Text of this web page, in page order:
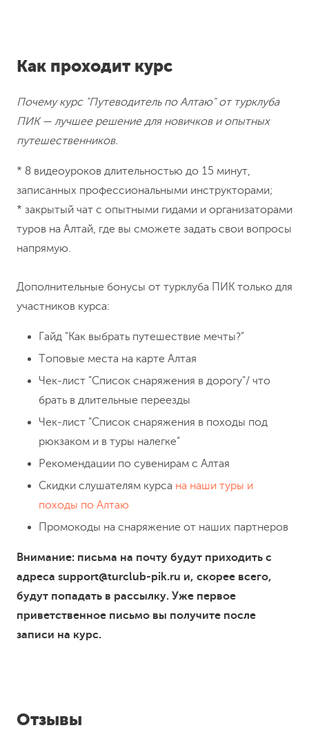
Как проходит курс
Почему курс "Путеводитель по Алтаю" от турклуба
ПИК — лучшее решение для новичков и опытных
путешественников.
* 8 видеоуроков длительностью до 15 минут,
записанных профессиональными инструкторами;
* закрытый чат с опытными гидами и организаторами
туров на Алтай, где вы сможете задать свои вопросы
напрямую.
Дополнительные бонусы от турклуба ПИК только для
участников курса:
Гайд "Как выбрать путешествие мечты?"
Топовые места на карте Алтая
Чек-лист "Список снаряжения в дорогу"/ что
брать в длительные переезды
Чек-лист "Список снаряжения в походы под
рюкзаком и в туры налегке"
Рекомендации по сувенирам с Алтая
Скидки слушателям курса на наши туры и
походы по Алтаю
Промокоды на снаряжение от наших партнеров
Внимание: письма на почту будут приходить с
адреса support@turclub-pik.ru и, скорее всего,
будут попадать в рассылку. Уже первое
приветственное письмо вы получите после
записи на курс.
Отзывы